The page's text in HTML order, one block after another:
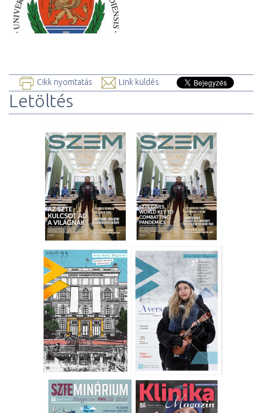
Cikk nyomtatás Link küldés
Letöltés